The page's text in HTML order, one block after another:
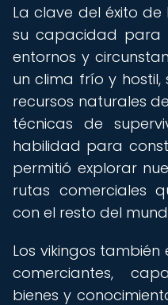
La clave del éxito
su capacidad para
entornos y
un clima frío y
recursos naturales
técnicas de
habilidad para
permitió explorar
rutas comerciales
con el resto del
Los vikingos
comerciantes,
bienes y